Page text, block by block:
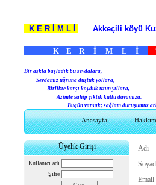
K E R İ M L İ Akkeçili köyü
K E R İ M L İ
Bir aşkla başladık bu sevdalara,
Sevdamız uğruna düştük yollara,
Birlikte karşı koyduk uzun yıllara,
Azimle sahip çıktık kutlu davamıza,
Bugün varsak; sağlam duruşumuz
Anasayfa
Üyelik Girişi
Kullanıcı adı
Şifre
Adı
Email